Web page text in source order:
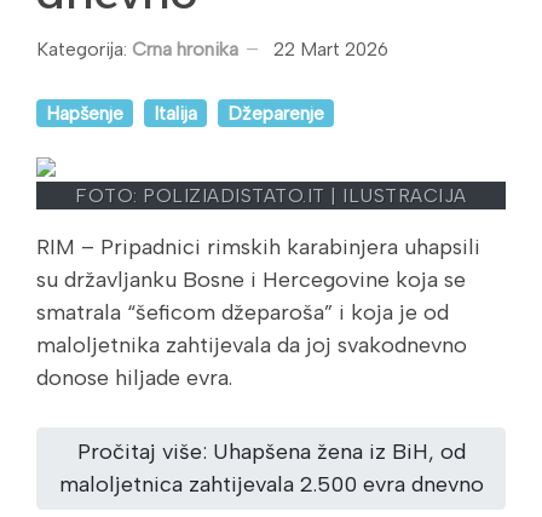
Kategorija: Crna hronika 22 Mart 2026
Hapšenje Italija Džeparenje
FOTO: POLIZIADISTATO.IT | ILUSTRACIJA
RIM – Pripadnici rimskih karabinjera uhapsili
su državljanku Bosne i Hercegovine koja se
smatrala “šeficom džeparoša” i koja je od
maloljetnika zahtijevala da joj svakodnevno
donose hiljade evra.
Pročitaj više: Uhapšena žena iz BiH, od
maloljetnica zahtijevala 2.500 evra dnevno